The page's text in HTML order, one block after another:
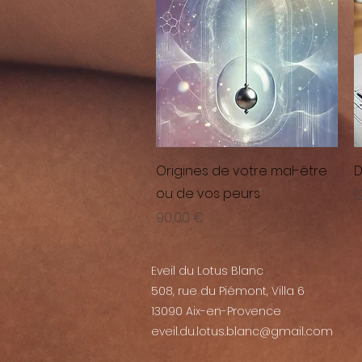
Aperçu rapide
Origines de votre mal-être
ou de vos peurs
Prix
90,00 €
Eveil du Lotus Blanc
508, rue du Piémont, Villa 6
13090 Aix-en-Provence
eveil.du.lotus.blanc@gmail.com